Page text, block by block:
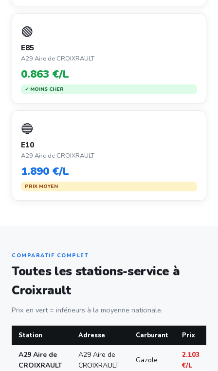
🟢
E85
A29 Aire de CROIXRAULT
0.863 €/L
✓ MOINS CHER
🔵
E10
A29 Aire de CROIXRAULT
1.890 €/L
PRIX MOYEN
COMPARATIF COMPLET
Toutes les stations-service à
Croixrault
Prix en vert = inférieurs à la moyenne nationale.
Station Adresse Carburant Prix
A29 Aire de
CROIXRAULT
A29 Aire de
CROIXRAULT
Gazole
2.103
€/L